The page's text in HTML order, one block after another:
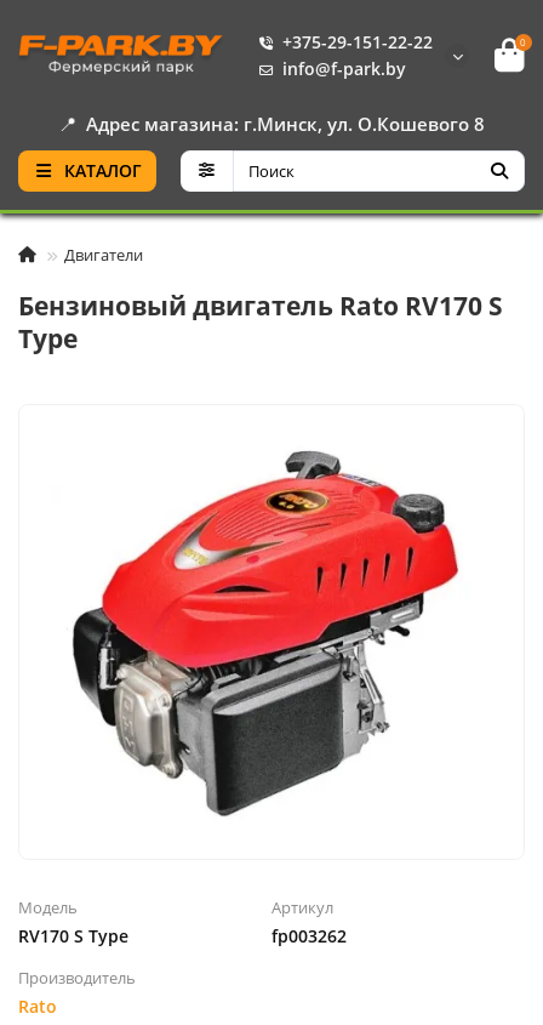
+375-29-151-22-22
info@f-park.by
0
📍 Адрес магазина: г.Минск, ул. О.Кошевого 8
КАТАЛОГ
Двигатели
Бензиновый двигатель Rato RV170 S
Type
Модель
RV170 S Type
Артикул
fp003262
Производитель
Rato